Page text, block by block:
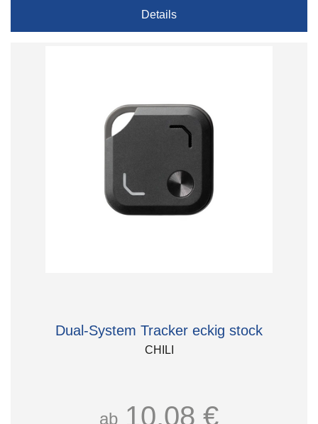
Details
Dual-System Tracker eckig stock
CHILI
ab 10,08 €